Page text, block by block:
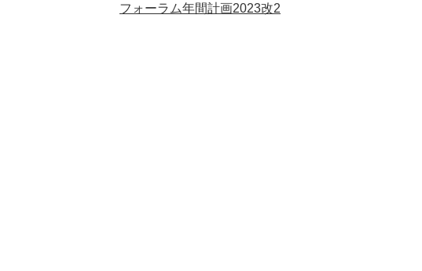
フォーラム年間計画2023改2